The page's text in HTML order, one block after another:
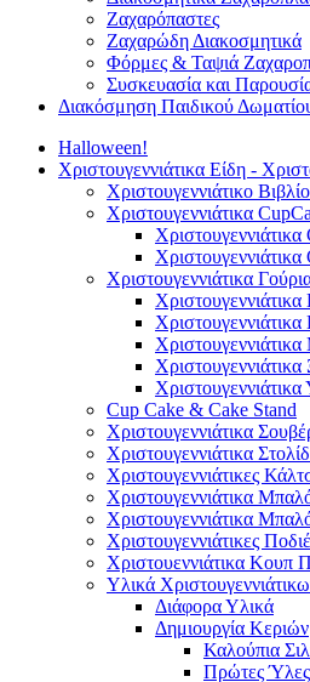
Ζαχαρόπαστες
Ζαχαρώδη Διακοσμητικά
Φόρμες & Ταψιά
Συσκευασία και
Διακόσμηση Παιδικού
Halloween!
Χριστουγεννιάτικα Είδη -
Χριστουγεννιάτικο
Χριστουγεννιάτικα
Χριστουγεννιάτικα
Cup Cake & Cake Stand
Χριστουγεννιάτικα
Χριστουγεννιάτικα
Χριστουγεννιάτικες
Χριστουγεννιάτικα
Χριστουγεννιάτικα
Χριστουγεννιάτικες
Χριστουεννιάτικα Κουπ
Υλικά
Διάφορα Υλικά
Δημιουργία Κεριών
Καλούπια
Πρώτες Ύλες